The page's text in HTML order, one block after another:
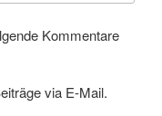
Kommentare
via E-Mail.